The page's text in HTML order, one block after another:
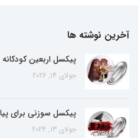
آخرین نوشته ها
پیکسل اربعین کودکانه
جولای 14, 2026
پیکسل سوزنی برای
جولای 13, 2024